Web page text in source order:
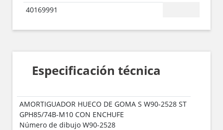
40169991
Especificación técnica
AMORTIGUADOR HUECO DE GOMA S W90-2528 ST
GPH85/74B-M10 CON ENCHUFE
Número de dibujo W90-2528